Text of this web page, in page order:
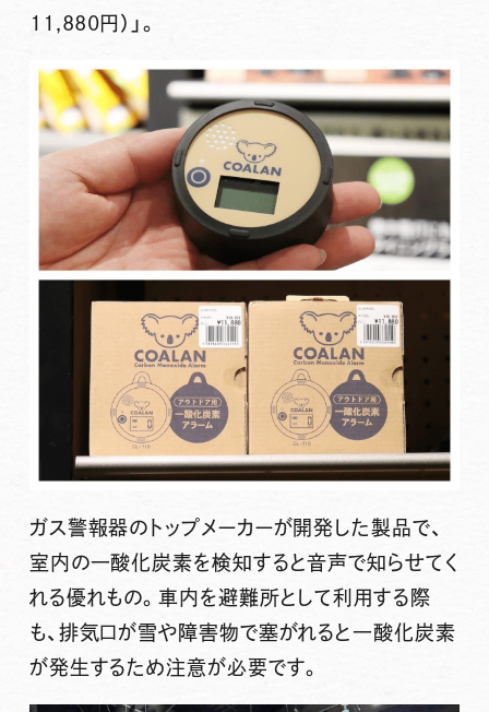
11,880円）」 。
ガス警報器のトップメーカーが開発した製品で、
室内の一酸化炭素を検知すると音声で知らせてく
れる優れもの。車内を避難所として利用する際
も、排気口が雪や障害物で塞がれると一酸化炭素
が発生するため注意が必要です。